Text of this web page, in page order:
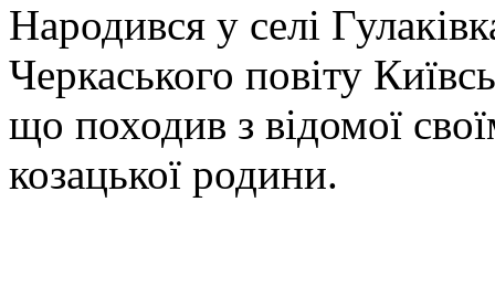
Народився у селі
Черкаського повіту
що походив з відомої
козацької родини.